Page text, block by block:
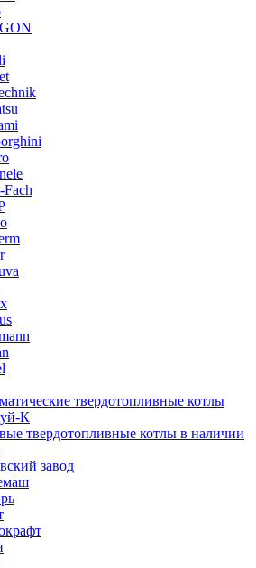
Fach
твердотопливные котлы
К
твердотопливные котлы в наличии
завод